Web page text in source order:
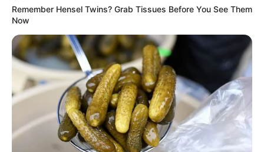
Ενημέρωση που δεν θα ακούσετε ποτέ από τα
την εγγραφή, τα κόσμια σχόλια και τα λάικ σας…
FACEBOOK ΑΡΈΣΕΙ
YOUTUBE ΕΓΓΡΑΦΕΊΤΕ
Remember Hensel Twins? Grab Tissues Before You See Them
Now